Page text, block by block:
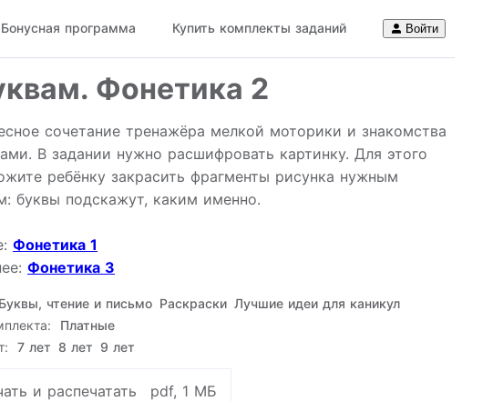
Бонусная программа Купить комплекты заданий Войти
Фонетика 2
сочетание тренажёра мелкой моторики и знакомства
В задании нужно расшифровать картинку. Для этого
ребёнку закрасить фрагменты рисунка нужным
буквы подскажут, каким именно.
Фонетика 1
Фонетика 3
Буквы, чтение и письмо Раскраски Лучшие идеи для каникул
Платные
7 лет 8 лет 9 лет
и распечатать pdf, 1 МБ